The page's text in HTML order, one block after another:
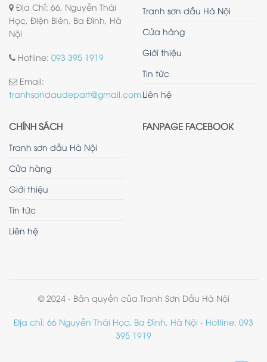
Địa Chỉ: 66, Nguyễn Thái
Học, Điện Biên, Ba Đình, Hà
Nội
Hotline: 093 395 1919
Email:
tranhsondaudepart@gmail.com
Tranh sơn dầu Hà Nội
Cửa hàng
Giới thiệu
Tin tức
Liên hệ
CHÍNH SÁCH
Tranh sơn dầu Hà Nội
Cửa hàng
Giới thiệu
Tin tức
Liên hệ
FANPAGE FACEBOOK
© 2024 - Bản quyền của Tranh Sơn Dầu Hà Nội
Địa chỉ: 66 Nguyễn Thái Học, Ba Đình, Hà Nội - Hotline: 093
395 1919